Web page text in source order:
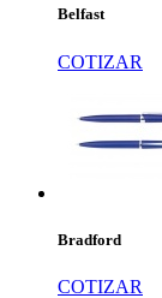
Belfast
COTIZAR
Bradford
COTIZAR